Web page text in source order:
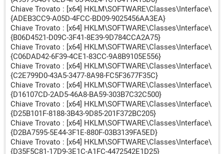
Chiave Trovato : [x64] HKLM\SOFTWARE\Classes\Interface\
{ADEB3CC9-A05D-4FCC-BD09-9025456AA3EA}
Chiave Trovato : [x64] HKLM\SOFTWARE\Classes\Interface\
{B06D4521-D09C-3F41-8E39-9D784CCA2A75}
Chiave Trovato : [x64] HKLM\SOFTWARE\Classes\Interface\
{C06DAD42-6F39-4CE1-83CC-9A8B9105E556}
Chiave Trovato : [x64] HKLM\SOFTWARE\Classes\Interface\
{C2E799D0-43A5-3477-8A98-FC5F3677F35C}
Chiave Trovato : [x64] HKLM\SOFTWARE\Classes\Interface\
{D16107CD-2AD5-46A8-BA59-303B7C32C500}
Chiave Trovato : [x64] HKLM\SOFTWARE\Classes\Interface\
{D25B101F-8188-3B43-9D85-201F372BC205}
Chiave Trovato : [x64] HKLM\SOFTWARE\Classes\Interface\
{D2BA7595-5E44-3F1E-880F-03B3139FA5ED}
Chiave Trovato : [x64] HKLM\SOFTWARE\Classes\Interface\
{D35F5C81-17D9-3E1C-A1FC-4472542E1D25}